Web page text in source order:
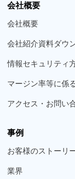
会社概要
会社概要
会社紹介資料ダウ
情報セキュリティ
マージン率等に係
アクセス・お問い
事例
お客様のストーリ
業界